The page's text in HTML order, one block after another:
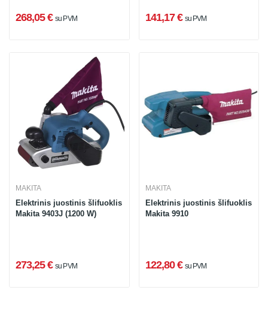
268,05 € su PVM 141,17 € su PVM
MAKITA
Elektrinis juostinis šlifuoklis
Makita 9403J (1200 W)
273,25 € su PVM
MAKITA
Elektrinis juostinis šlifuoklis
Makita 9910
122,80 € su PVM